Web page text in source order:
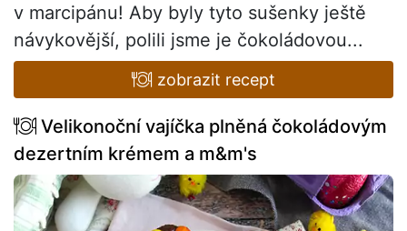
v marcipánu! Aby byly tyto sušenky ještě
návykovější, polili jsme je čokoládovou...
zobrazit recept
Velikonoční vajíčka plněná čokoládovým
dezertním krémem a m&m's